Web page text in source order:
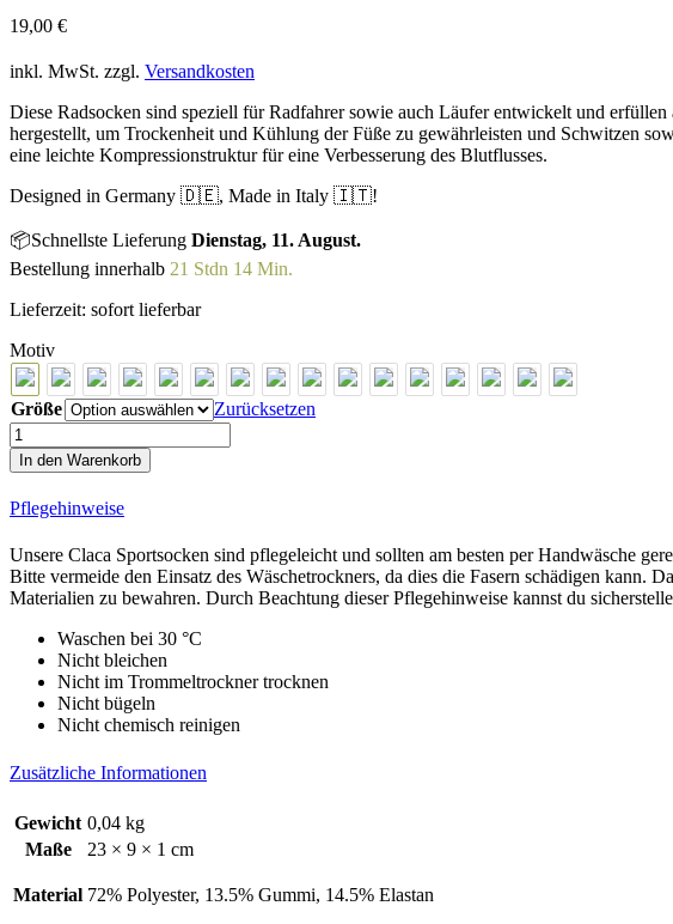
19,00 €
inkl. MwSt. zzgl. Versandkosten
Diese Radsocken sind speziell für Radfahrer sowie auch Läufer entwickelt und
hergestellt, um Trockenheit und Kühlung der Füße zu gewährleisten und Schwitzen
eine leichte Kompressionstruktur für eine Verbesserung des Blutflusses.
Designed in Germany 🇩🇪, Made in Italy 🇮🇹!
📦Schnellste Lieferung Dienstag, 11. August.
Bestellung innerhalb 21 Stdn 14 Min.
Lieferzeit: sofort lieferbar
Motiv
Größe
Zurücksetzen
Amore
Classic
Line
Socks
In den Warenkorb
Pflegehinweise
Unsere Claca Sportsocken sind pflegeleicht und sollten am besten per Handwäsche
Bitte vermeide den Einsatz des Wäschetrockners, da dies die Fasern schädigen kann.
Materialien zu bewahren. Durch Beachtung dieser Pflegehinweise kannst du
Waschen bei 30 °C
Nicht bleichen
Nicht im Trommeltrockner trocknen
Nicht bügeln
Nicht chemisch reinigen
Zusätzliche Informationen
Gewicht 0,04 kg
Maße
23 × 9 × 1 cm
Material 72% Polyester, 13.5% Gummi, 14.5% Elastan